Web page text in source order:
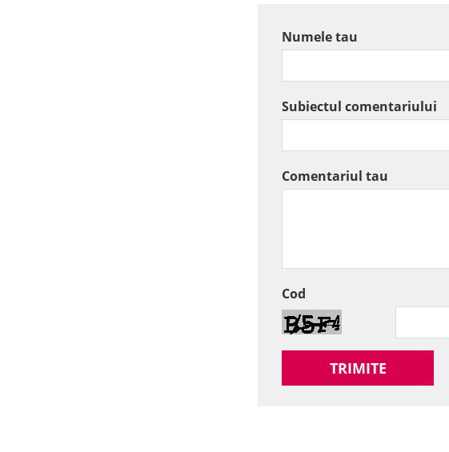
Numele tau
Subiectul comentariului
Comentariul tau
Cod
TRIMITE